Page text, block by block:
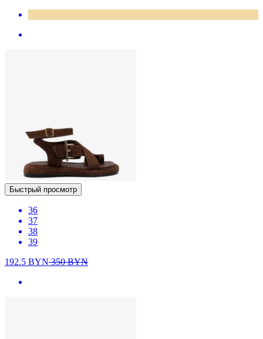
Быстрый просмотр
36
37
38
39
192.5 BYN350BYN